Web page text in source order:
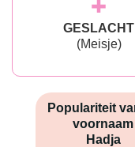
GESLACHT
(Meisje)
Populariteit
voornaam
Hadja